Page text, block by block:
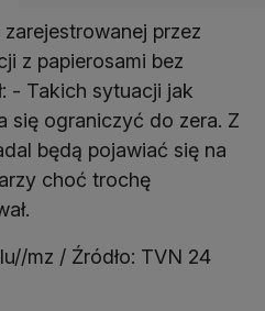
przez
z papierosami bez
- Takich sytuacji jak
się ograniczyć do zera. Z
będą pojawiać się na
choć trochę
mz / Źródło: TVN 24